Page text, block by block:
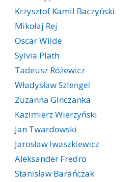
Krzysztof Kamil Baczyński
Mikołaj Rej
Oscar Wilde
Sylvia Plath
Tadeusz Różewicz
Władysław Szlengel
Zuzanna Ginczanka
Kazimierz Wierzyński
Jan Twardowski
Jarosław Iwaszkiewicz
Aleksander Fredro
Stanisław Barańczak